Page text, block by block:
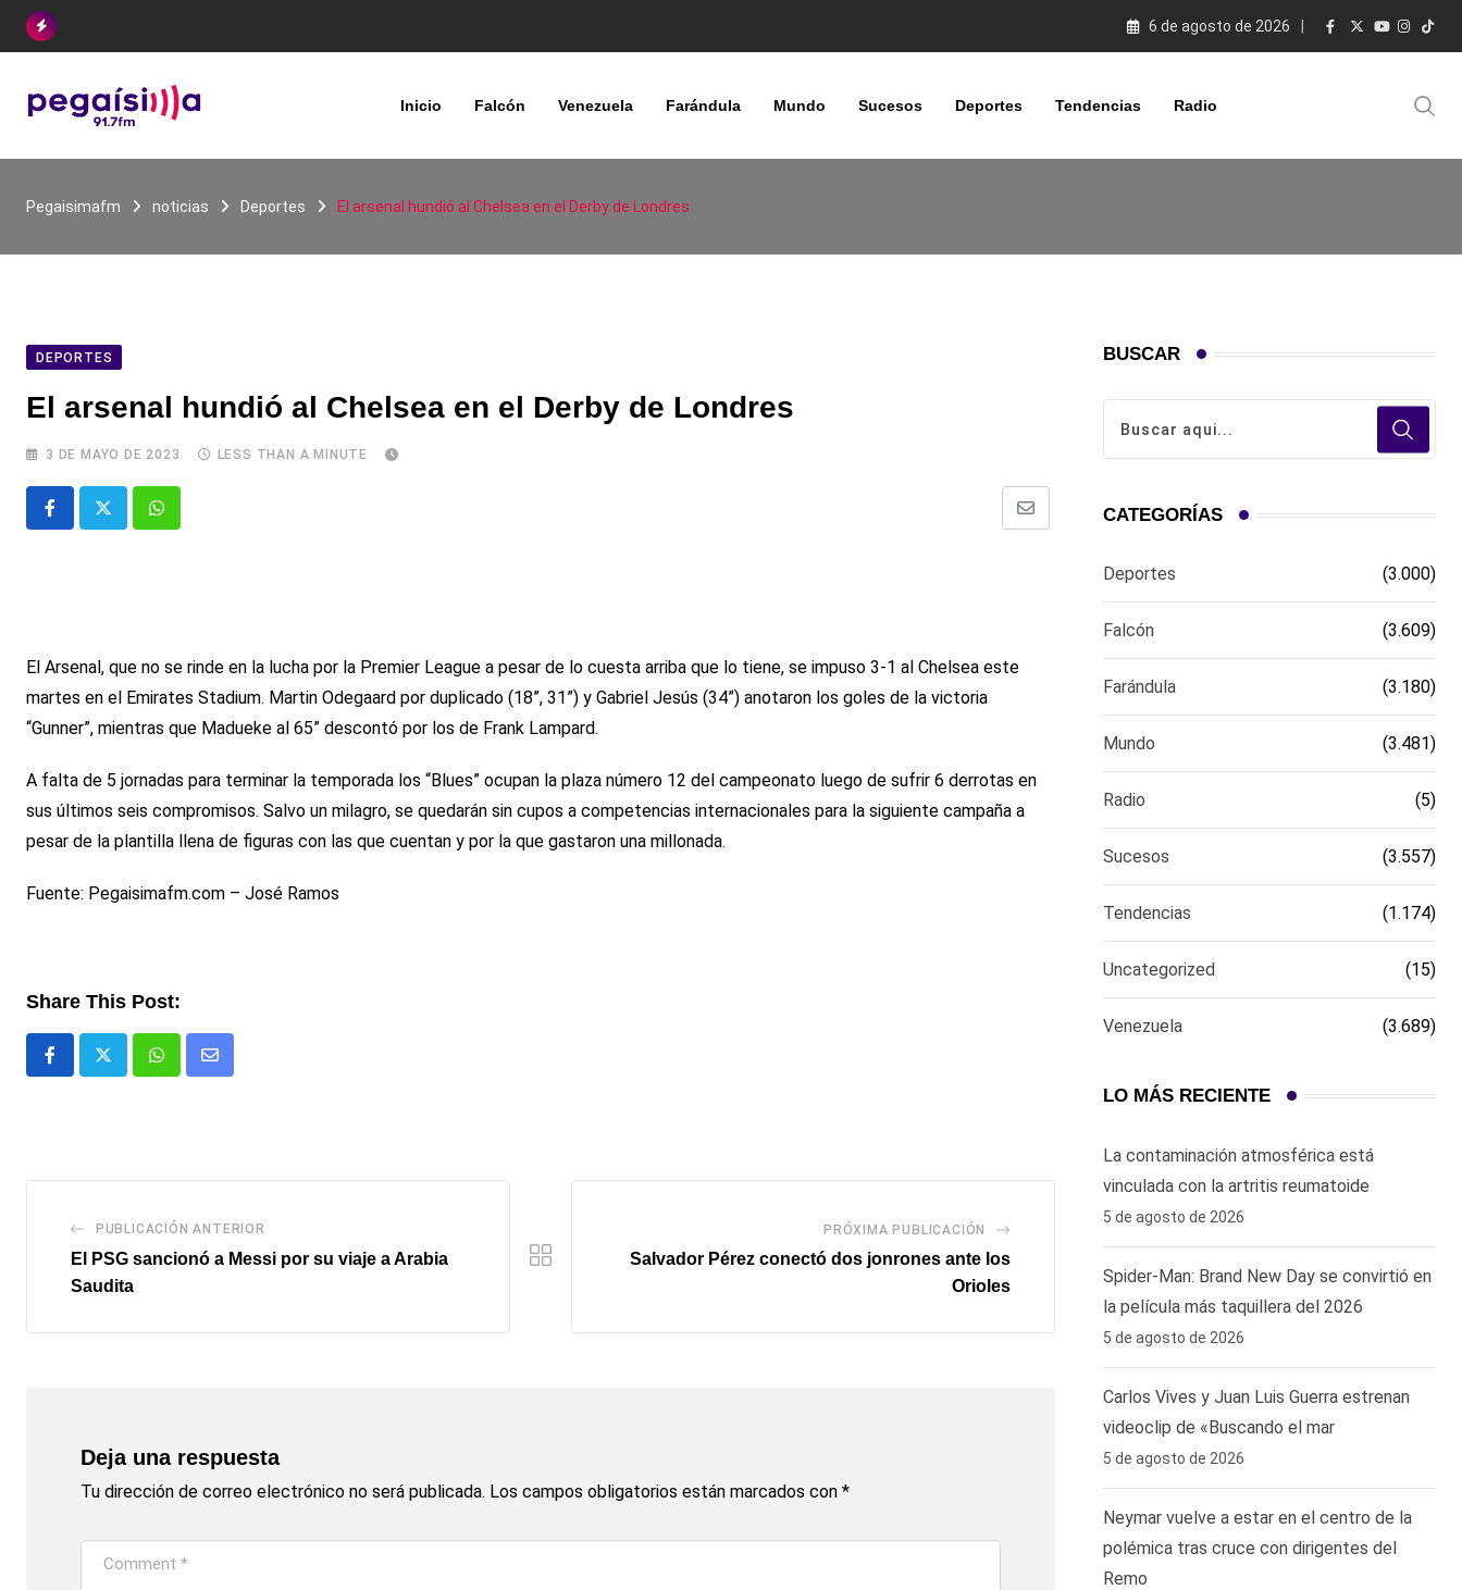
Skip
6 de agosto de 2026
Inicio Falcón Venezuela Farándula Mundo Sucesos Deportes Tendencias Radio
Pegaisimafm noticias Deportes El arsenal hundió al Chelsea en el Derby de Londres
DEPORTES
El arsenal hundió al Chelsea en el Derby de Londres
3 DE MAYO DE 2023 LESS THAN A MINUTE
Whatsapp
Comparte
El Arsenal, que no se rinde en la lucha por la Premier League a pesar de lo cuesta arriba que lo tiene, se impuso 3-1 al Chelsea este
martes en el Emirates Stadium. Martin Odegaard por duplicado (18”, 31”) y Gabriel Jesús (34”) anotaron los goles de la victoria
“Gunner”, mientras que Madueke al 65” descontó por los de Frank Lampard.
A falta de 5 jornadas para terminar la temporada los “Blues” ocupan la plaza número 12 del campeonato luego de sufrir 6 derrotas en
sus últimos seis compromisos. Salvo un milagro, se quedarán sin cupos a competencias internacionales para la siguiente campaña a
pesar de la plantilla llena de figuras con las que cuentan y por la que gastaron una millonada.
Fuente: Pegaisimafm.com – José Ramos
Share This Post:
WhatsappComparte
PUBLICACIÓN ANTERIOR
El PSG sancionó a Messi por su viaje a Arabia
Saudita
PRÓXIMA PUBLICACIÓN
Salvador Pérez conectó dos jonrones ante los
Orioles
Deja una respuesta
Tu dirección de correo electrónico no será publicada. Los campos obligatorios están marcados con *
BUSCAR
CATEGORÍAS
Deportes (3.000)
Falcón (3.609)
Farándula (3.180)
Mundo (3.481)
Radio (5)
Sucesos (3.557)
Tendencias (1.174)
Uncategorized (15)
Venezuela (3.689)
LO MÁS RECIENTE
La contaminación atmosférica está
vinculada con la artritis reumatoide
5 de agosto de 2026
Spider-Man: Brand New Day se convirtió en
la película más taquillera del 2026
5 de agosto de 2026
Carlos Vives y Juan Luis Guerra estrenan
videoclip de «Buscando el mar
5 de agosto de 2026
Neymar vuelve a estar en el centro de la
polémica tras cruce con dirigentes del
Remo ‎